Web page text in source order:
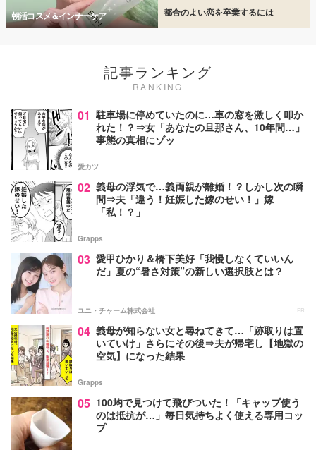
朝活コスメ＆インナーケア 都合のよい恋を卒業するには
記事ランキング
RANKING
01 駐車場に停めていたのに…車の窓を激しく叩か
れた！？⇒女「あなたの旦那さん、10年間…」
事態の真相にゾッ
愛カツ
02 義母の浮気で…義両親が離婚！？しかし次の瞬
間⇒夫「違う！妊娠した嫁のせい！」嫁
「私！？」
Grapps
03 愛甲ひかり＆橋下美好「我慢しなくていいん
だ」夏の“暑さ対策”の新しい選択肢とは？
ユニ・チャーム株式会社 PR
04 義母が知らない女と尋ねてきて…「跡取りは置
いていけ」さらにその後⇒夫が帰宅し【地獄の
空気】になった結果
Grapps
05 100均で見つけて飛びついた！「キャップ使う
のは抵抗が…」毎日気持ちよく使える専用コッ
プ